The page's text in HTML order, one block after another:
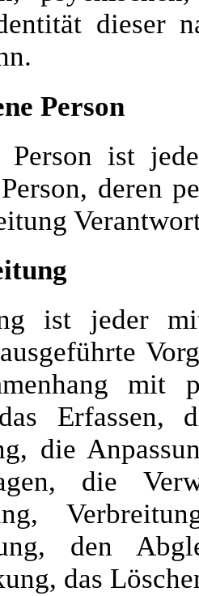
dieser
Person
Person ist
deren
ist jeder
mit
Erfassen,
die
die
den
das